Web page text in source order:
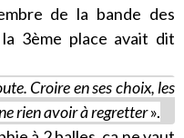
de la bande des
3ème place avait dit
Croire en ses choix, les
rien avoir à regretter».